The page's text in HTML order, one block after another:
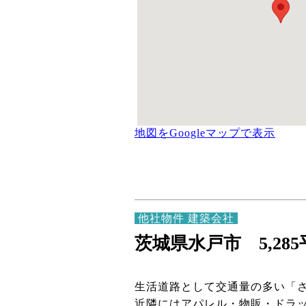
地図をGoogleマップで表示
他社物件 建築会社
茨城県水戸市 5,285
生活道路として交通量の多い「